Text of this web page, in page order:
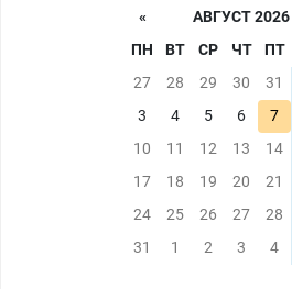
«
АВГУСТ 2026
ПН
ВТ СР ЧТ ПТ
27
28 29 30 31
3
4 5 6 7
10
11 12 13 14
17
18 19 20 21
24
25 26 27 28
31
1 2 3 4